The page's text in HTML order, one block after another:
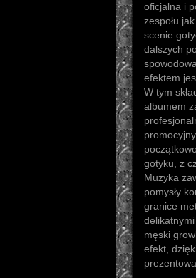
oficjalna i
zespołu
scenie
dalszych
efektem
W tym
albumem
gotyku, z
Muzyka
pomysły
granice
męski
efekt,